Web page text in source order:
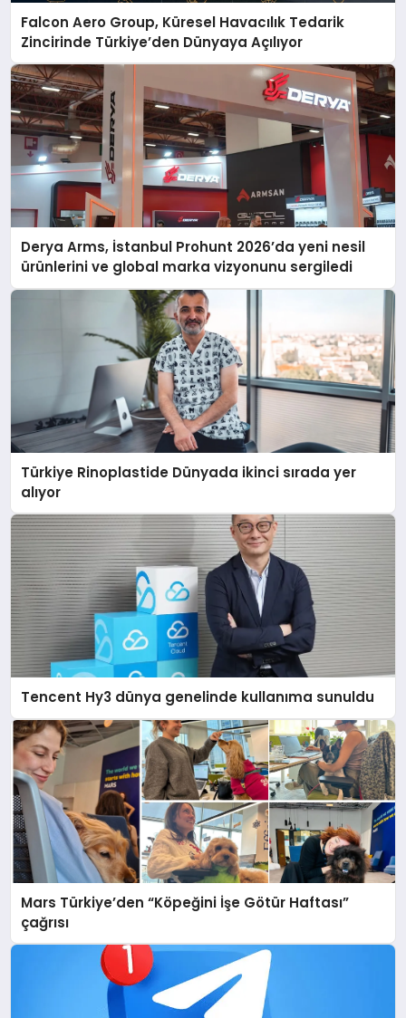
Falcon Aero Group, Küresel Havacılık Tedarik
Zincirinde Türkiye’den Dünyaya Açılıyor
Derya Arms, İstanbul Prohunt 2026’da yeni nesil
ürünlerini ve global marka vizyonunu sergiledi
Türkiye Rinoplastide Dünyada ikinci sırada yer
alıyor
Tencent Hy3 dünya genelinde kullanıma sunuldu
Mars Türkiye’den “Köpeğini İşe Götür Haftası”
çağrısı